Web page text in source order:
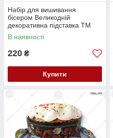
Набір для вишивання
бісером Великодній
декоративна підставка ТМ
Україночка 005-ПФ
В наявності
220 ₴
Купити